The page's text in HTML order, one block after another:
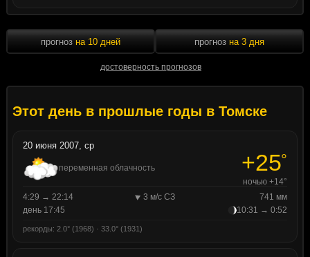
прогноз на 10 дней
достоверность прогнозов
прогноз на 3 дня
Этот день в прошлые годы в Томске
20 июня 2007, ср
переменная облачность +25°
ночью +14°
4:29 → 22:14
3 м/с СЗ
741 мм
день 17:45
10:31 → 0:52
рекорды: 2.0° (1968) · 33.0° (1931)